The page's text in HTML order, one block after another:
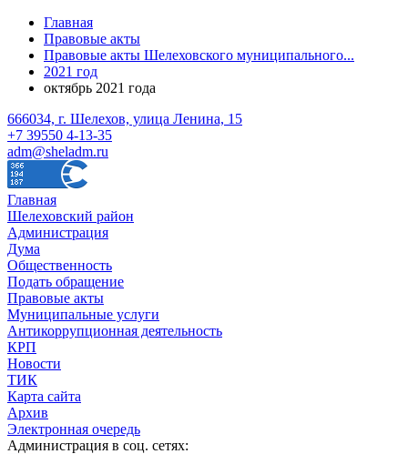
Главная
Правовые акты
Правовые акты Шелеховского муниципального...
2021 год
октябрь 2021 года
666034, г. Шелехов, улица Ленина, 15
+7 39550 4-13-35
adm@sheladm.ru
Главная
Шелеховский район
Администрация
Дума
Общественность
Подать обращение
Правовые акты
Муниципальные услуги
Антикоррупционная деятельность
КРП
Новости
ТИК
Карта сайта
Архив
Электронная очередь
Администрация в соц. сетях: